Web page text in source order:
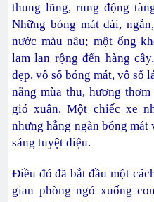
thung lũng, rung động
Những bóng mát dài,
nước màu nâu; một ống
lam lan rộng đến hàng
đẹp, vô số bóng mát, vô số
nắng mùa thu, hương
gió xuân. Một chiếc xe
nhưng hằng ngàn bóng
sáng tuyệt diệu.
Điều đó đã bắt đầu một
gian phòng ngó xuống